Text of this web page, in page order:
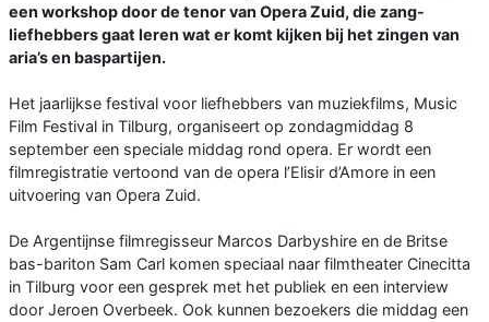
een workshop door de tenor van Opera Zuid, die zang-
liefhebbers gaat leren wat er komt kijken bij het zingen van
aria’s en baspartijen.
Het jaarlijkse festival voor liefhebbers van muziekfilms, Music
Film Festival in Tilburg, organiseert op zondagmiddag 8
september een speciale middag rond opera. Er wordt een
filmregistratie vertoond van de opera l’Elisir d’Amore in een
uitvoering van Opera Zuid.
De Argentijnse filmregisseur Marcos Darbyshire en de Britse
bas-bariton Sam Carl komen speciaal naar filmtheater Cinecitta
in Tilburg voor een gesprek met het publiek en een interview
door Jeroen Overbeek. Ook kunnen bezoekers die middag een